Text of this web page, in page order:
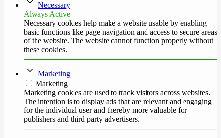
Necessary
Always Active
Necessary cookies help make a website usable by enabling
basic functions like page navigation and access to secure areas
of the website. The website cannot function properly without
these cookies.
Marketing
Marketing
Marketing cookies are used to track visitors across websites.
The intention is to display ads that are relevant and engaging
for the individual user and thereby more valuable for
publishers and third party advertisers.